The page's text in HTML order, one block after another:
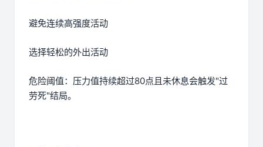
避免连续高强度活动
选择轻松的外出活动
危险阈值：压力值持续超过80点且未休息会触发"过
劳死"结局。